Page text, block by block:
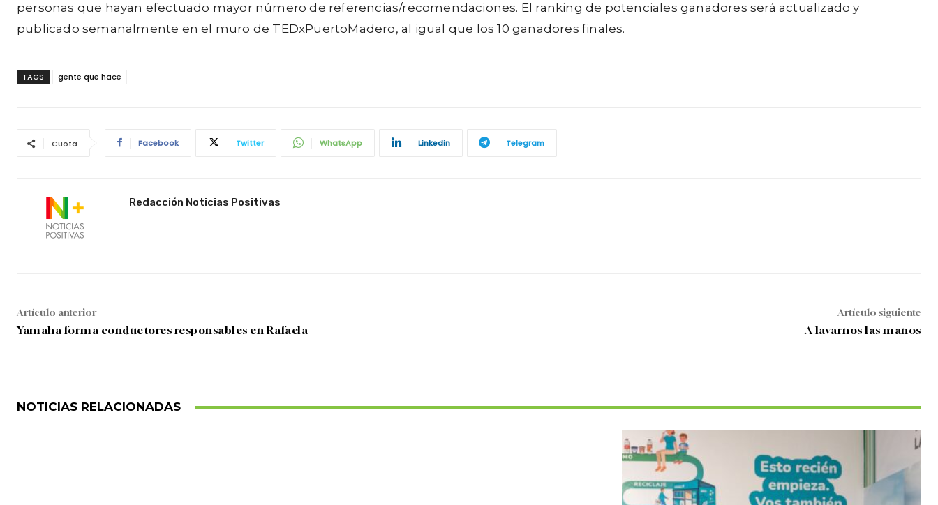
personas que hayan efectuado mayor número de referencias/recomendaciones. El ranking de potenciales ganadores será actualizado y
publicado semanalmente en el muro de TEDxPuertoMadero, al igual que los 10 ganadores finales.
TAGS gente que hace
Cuota Facebook Twitter WhatsApp Linkedin Telegram
Redacción Noticias Positivas
Artículo anterior
Yamaha forma conductores responsables en Rafaela
Artículo siguiente
A lavarnos las manos
NOTICIAS RELACIONADAS